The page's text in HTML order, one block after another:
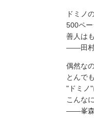
ドミノ
500ペー
善人は
――田村
偶然な
とんで
"ドミノ
こんな
――峯森